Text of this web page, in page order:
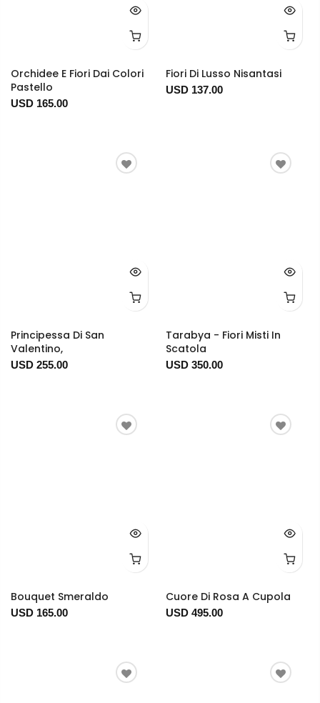
Orchidee E Fiori Dai Colori
Pastello
USD 165.00
Fiori Di Lusso Nisantasi
USD 137.00
Principessa Di San
Valentino,
USD 255.00
Tarabya - Fiori Misti In
Scatola
USD 350.00
Bouquet Smeraldo
USD 165.00
Cuore Di Rosa A Cupola
USD 495.00